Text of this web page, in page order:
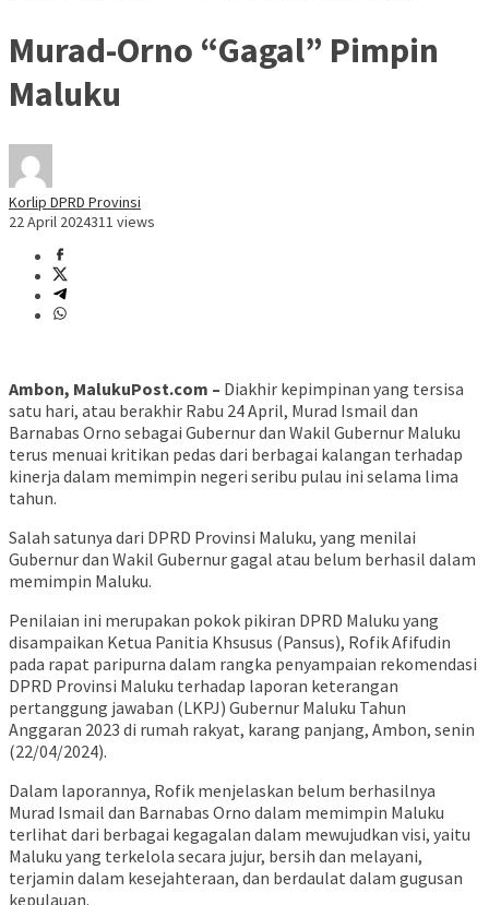
Murad-Orno “Gagal” Pimpin
Maluku
Korlip DPRD Provinsi
22 April 2024311 views
Ambon, MalukuPost.com – Diakhir kepimpinan yang tersisa
satu hari, atau berakhir Rabu 24 April, Murad Ismail dan
Barnabas Orno sebagai Gubernur dan Wakil Gubernur Maluku
terus menuai kritikan pedas dari berbagai kalangan terhadap
kinerja dalam memimpin negeri seribu pulau ini selama lima
tahun.
Salah satunya dari DPRD Provinsi Maluku, yang menilai
Gubernur dan Wakil Gubernur gagal atau belum berhasil dalam
memimpin Maluku.
Penilaian ini merupakan pokok pikiran DPRD Maluku yang
disampaikan Ketua Panitia Khsusus (Pansus), Rofik Afifudin
pada rapat paripurna dalam rangka penyampaian rekomendasi
DPRD Provinsi Maluku terhadap laporan keterangan
pertanggung jawaban (LKPJ) Gubernur Maluku Tahun
Anggaran 2023 di rumah rakyat, karang panjang, Ambon, senin
(22/04/2024).
Dalam laporannya, Rofik menjelaskan belum berhasilnya
Murad Ismail dan Barnabas Orno dalam memimpin Maluku
terlihat dari berbagai kegagalan dalam mewujudkan visi, yaitu
Maluku yang terkelola secara jujur, bersih dan melayani,
terjamin dalam kesejahteraan, dan berdaulat dalam gugusan
kepulauan.